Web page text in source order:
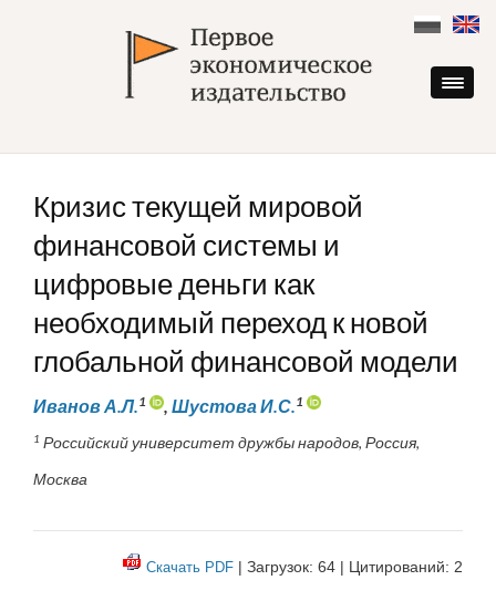
content
Кризис текущей мировой
финансовой системы и
цифровые деньги как
необходимый переход к новой
глобальной финансовой модели
Иванов А.Л.1 , Шустова И.С.1
1 Российский университет дружбы народов, Россия,
Москва
Скачать PDF | Загрузок: 64 | Цитирований: 2